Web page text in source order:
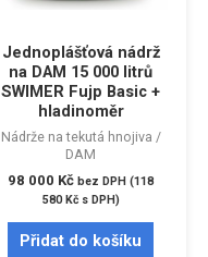
Jednoplášťová nádrž
na DAM 15 000 litrů
SWIMER Fujp Basic +
hladinoměr
Nádrže na tekutá hnojiva /
DAM
98 000 Kč bez DPH (118
580Kčs DPH)
Přidat do košíku